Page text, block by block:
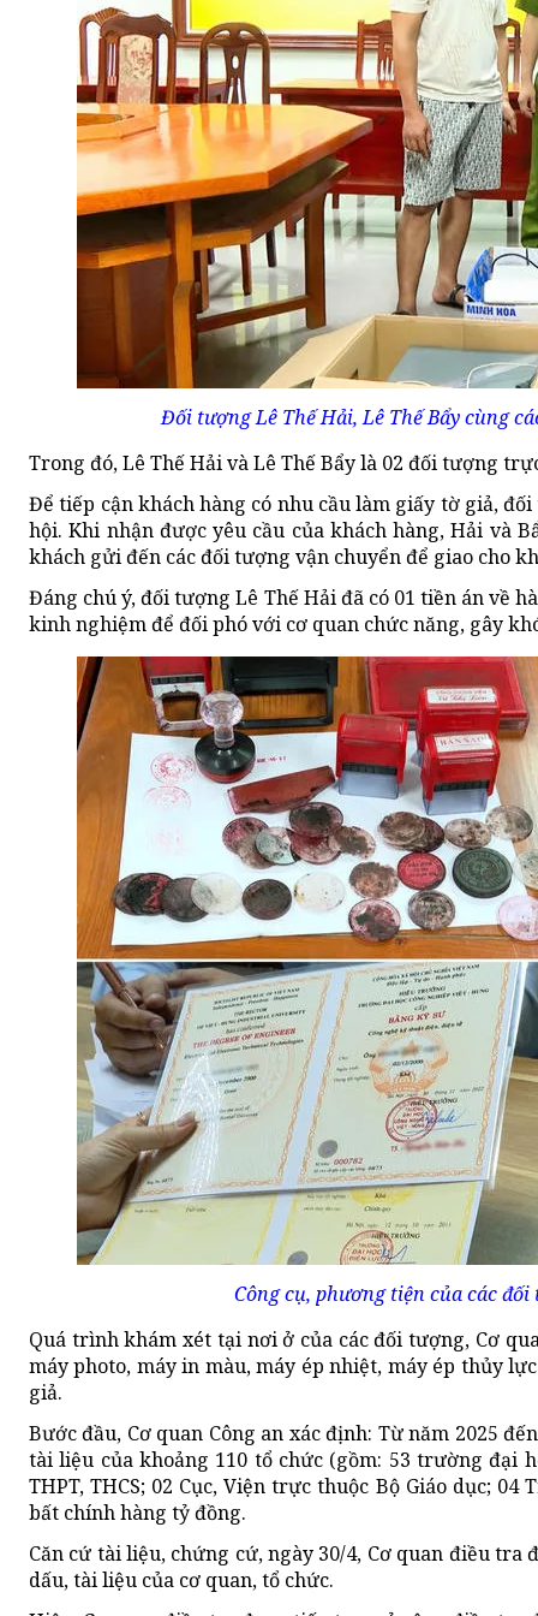
Đối tượng Lê Thế Hải, Lê Thế Bẩy cùng
Trong đó, Lê Thế Hải và Lê Thế Bẩy là 02 đối tượng
Để tiếp cận khách hàng có nhu cầu làm giấy tờ giả,
hội. Khi nhận được yêu cầu của khách hàng, Hải và
khách gửi đến các đối tượng vận chuyển để giao cho
Đáng chú ý, đối tượng Lê Thế Hải đã có 01 tiền án về
kinh nghiệm để đối phó với cơ quan chức năng, gây
Công cụ, phương tiện của các
Quá trình khám xét tại nơi ở của các đối tượng, Cơ
máy photo, máy in màu, máy ép nhiệt, máy ép thủy
giả.
Bước đầu, Cơ quan Công an xác định: Từ năm 2025
tài liệu của khoảng 110 tổ chức (gồm: 53 trường đại
THPT, THCS; 02 Cục, Viện trực thuộc Bộ Giáo dục;
bất chính hàng tỷ đồng.
Căn cứ tài liệu, chứng cứ, ngày 30/4, Cơ quan điều
dấu, tài liệu của cơ quan, tổ chức.